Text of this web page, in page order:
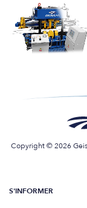
Copyright © 2026
S'INFORMER